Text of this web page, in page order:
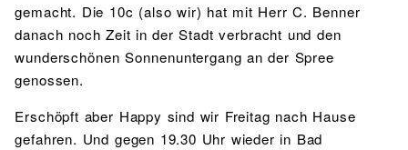
gemacht. Die 10c (also wir) hat mit Herr C. Benner
danach noch Zeit in der Stadt verbracht und den
wunderschönen Sonnenuntergang an der Spree
genossen.
Erschöpft aber Happy sind wir Freitag nach Hause
gefahren. Und gegen 19.30 Uhr wieder in Bad